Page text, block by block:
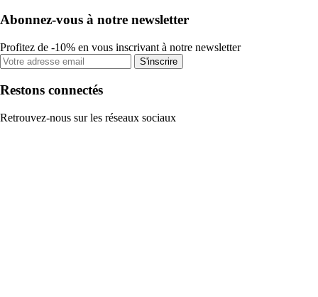
Abonnez-vous à notre newsletter
Profitez de -10% en vous inscrivant à notre newsletter
S'inscrire
Restons connectés
Retrouvez-nous sur les réseaux sociaux